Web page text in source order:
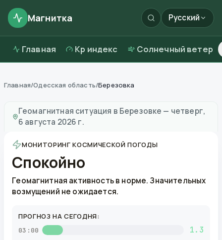
Магнитка Русский
Главная Kp индекс Солнечный ветер
Главная/Одесская область/Березовка
Геомагнитная ситуация в Березовке — четверг,
6 августа 2026 г.
МОНИТОРИНГ КОСМИЧЕСКОЙ ПОГОДЫ
Спокойно
Геомагнитная активность в норме. Значительных
возмущений не ожидается.
ПРОГНОЗ НА СЕГОДНЯ:
03:00 1.3